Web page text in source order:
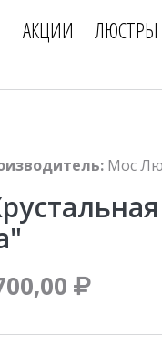
АКЦИИ ЛЮСТРЫ
Мос